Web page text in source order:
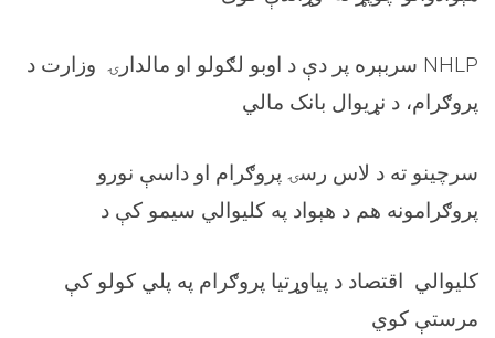
سربېره پر دې د اوبو لګولو او مالدارۍ وزارت د NHLP
پروګرام، د نړیوال بانک مالي
سرچینو ته د لاس رسۍ پروګرام او داسې نورو
پروګرامونه هم د هېواد په کلیوالي سیمو کې د
کلیوالي اقتصاد د پیاوړتیا پروګرام په پلي کولو کې
مرستې کوي